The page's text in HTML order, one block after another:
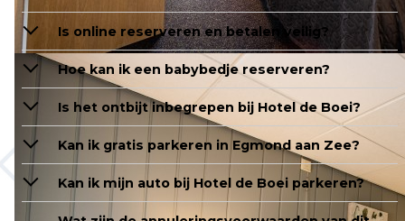
Is online reserveren en betalen veilig?
Hoe kan ik een babybedje reserveren?
Is het ontbijt inbegrepen bij Hotel de Boei?
Kan ik gratis parkeren in Egmond aan Zee?
Kan ik mijn auto bij Hotel de Boei parkeren?